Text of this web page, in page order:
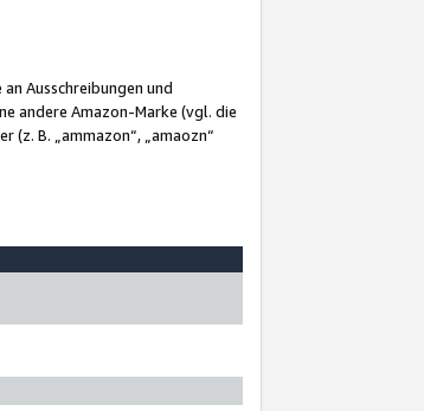
Ausschreibungen und
andere Amazon-Marke (vgl. die
(z. B. „ammazon“, „amaozn“